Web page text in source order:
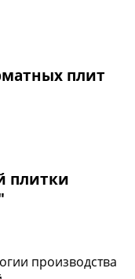
плит
плитки
производства